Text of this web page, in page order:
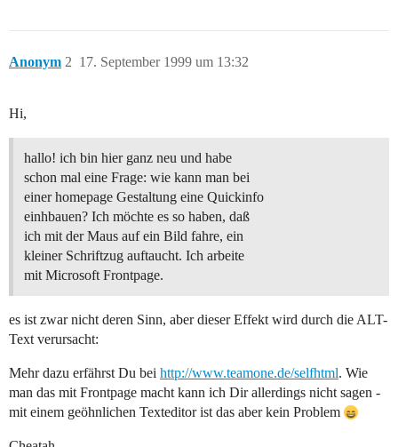
Anonym 17. September 1999 um 13:32
2
Hi,
hallo! ich bin hier ganz neu und habe
schon mal eine Frage: wie kann man bei
einer homepage Gestaltung eine Quickinfo
einhbauen? Ich möchte es so haben, daß
ich mit der Maus auf ein Bild fahre, ein
kleiner Schriftzug auftaucht. Ich arbeite
mit Microsoft Frontpage.
es ist zwar nicht deren Sinn, aber dieser Effekt wird durch die ALT-
Text verursacht:
Mehr dazu erfährst Du bei http://www.teamone.de/selfhtml. Wie
man das mit Frontpage macht kann ich Dir allerdings nicht sagen -
mit einem geöhnlichen Texteditor ist das aber kein Problem